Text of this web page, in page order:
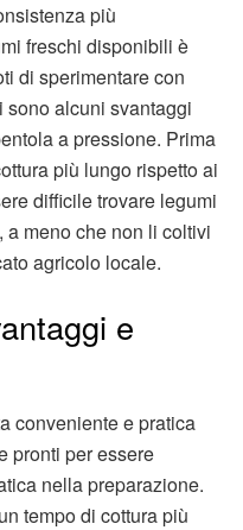
più
freschi disponibili è
di sperimentare con
sono alcuni svantaggi
a pressione. Prima
più lungo rispetto ai
difficile trovare legumi
meno che non li coltivi
agricolo locale.
e
conveniente e pratica
pronti per essere
nella preparazione.
tempo di cottura più